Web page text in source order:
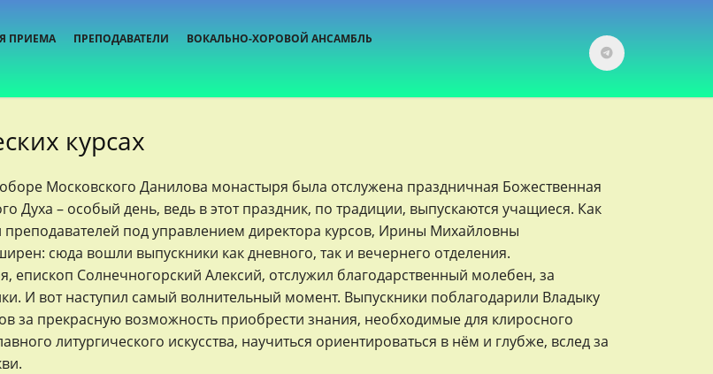
ПРИЕМА ПРЕПОДАВАТЕЛИ
ВОКАЛЬНО-ХОРОВОЙ АНСАМБЛЬ
курсах
Московского Данилова монастыря была отслужена праздничная Божественная
Духа – особый день, ведь в этот праздник, по традиции, выпускаются учащиеся. Как
под управлением директора курсов, Ирины Михайловны
сюда вошли выпускники как дневного, так и вечернего отделения.
епископ Солнечногорский Алексий, отслужил благодарственный молебен, за
И вот наступил самый волнительный момент. Выпускники поблагодарили Владыку
за прекрасную возможность приобрести знания, необходимые для клиросного
литургического искусства, научиться ориентироваться в нём и глубже, вслед за